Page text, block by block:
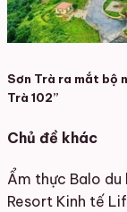
Sơn Trà ra mắt bộ
Trà 102”
Chủ đề khác
Ẩm thực Balo du
Resort Kinh tế